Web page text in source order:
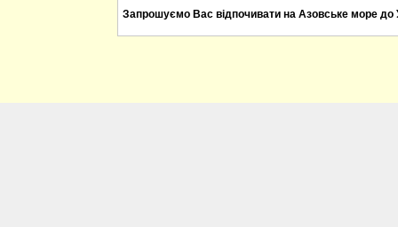
Запрошуємо Вас відпочивати на Азовське море до